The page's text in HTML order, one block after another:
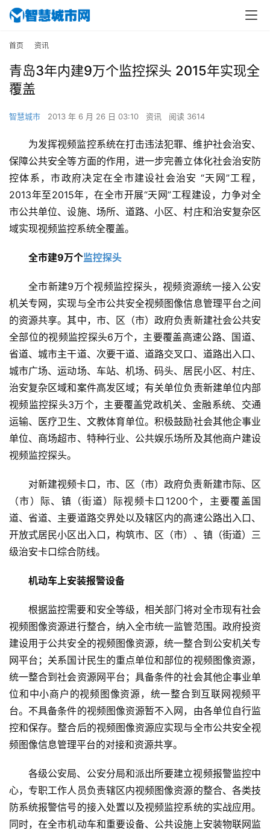
首页 资讯
青岛3年内建9万个监控探头 2015年实现全
覆盖
智慧城市 2013 年 6 月 26 日 03:10 资讯 阅读 3614
为发挥视频监控系统在打击违法犯罪、维护社会治安、
保障公共安全等方面的作用，进一步完善立体化社会治安防
控体系，市政府决定在全市建设社会治安 “天网”工程，
2013年至2015年，在全市开展“天网”工程建设，力争对全
市公共单位、设施、场所、道路、小区、村庄和治安复杂区
域实现视频监控系统全覆盖。
全市建9万个监控探头
全市新建9万个视频监控探头，视频资源统一接入公安
机关专网，实现与全市公共安全视频图像信息管理平台之间
的资源共享。其中，市、区（市）政府负责新建社会公共安
全部位的视频监控探头6万个，主要覆盖高速公路、国道、
省道、城市主干道、次要干道、道路交叉口、道路出入口、
城市广场、运动场、车站、机场、码头、居民小区、村庄、
治安复杂区域和案件高发区域；有关单位负责新建单位内部
视频监控探头3万个，主要覆盖党政机关、金融系统、交通
运输、医疗卫生、文教体育单位。积极鼓励社会其他企事业
单位、商场超市、特种行业、公共娱乐场所及其他商户建设
视频监控探头。
对新建视频卡口，市、区（市）政府负责新建市际、区
（市）际、镇（街道）际视频卡口1200个，主要覆盖国
道、省道、主要道路交界处以及辖区内的高速公路出入口、
开放式居民小区出入口，构筑市、区（市）、镇（街道）三
级治安卡口综合防线。
机动车上安装报警设备
根据监控需要和安全等级，相关部门将对全市现有社会
视频图像资源进行整合，纳入全市统一监管范围。政府投资
建设用于公共安全的视频图像资源，统一整合到公安机关专
网平台；关系国计民生的重点单位和部位的视频图像资源，
统一整合到社会资源网平台；具备条件的社会其他企事业单
位和中小商户的视频图像资源，统一整合到互联网视频平
台。不具备条件的视频图像资源暂不入网，由各单位自行监
控和保存。整合后的视频图像资源应实现与全市公共安全视
频图像信息管理平台的对接和资源共享。
各级公安局、公安分局和派出所要建立视频报警监控中
心，专职工作人员负责辖区内视频图像资源的整合、各类技
防系统报警信号的接入处置以及视频监控系统的实战应用。
同时，在全市机动车和重要设备、公共设施上安装物联网监